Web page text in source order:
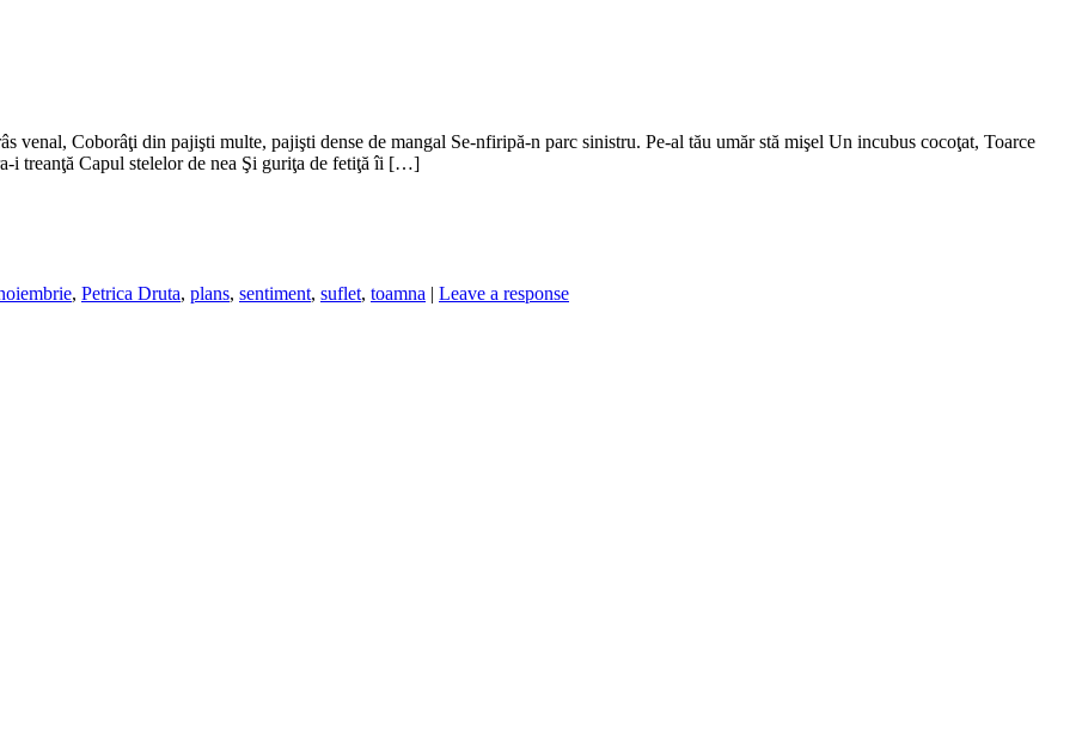
venal, Coborâţi din pajişti multe, pajişti dense de mangal Se-nfiripă-n parc sinistru. Pe-al tău umăr stă mişel Un incubus cocoţat, Toarce
i treanţă Capul stelelor de nea Şi guriţa de fetiţă îi […]
, Petrica Druta, plans, sentiment, suflet, toamna | Leave a response